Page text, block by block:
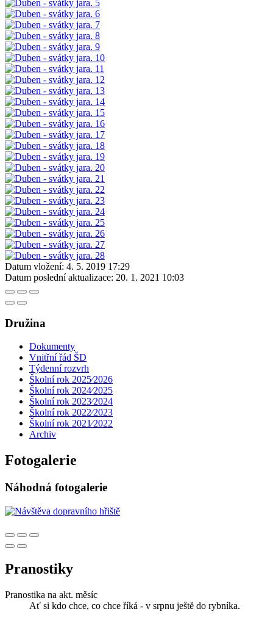
Datum vložení: 4. 5. 2019 17:29
Datum poslední aktualizace: 20. 1. 2021 10:03
Družina
Dokumenty
Vnitřní řád ŠD
Týdenní rozvrh
Školní rok 2025⁄2026
Školní rok 2024⁄2025
Školní rok 2023⁄2024
Školní rok 2022⁄2023
Školní rok 2021⁄2022
Archiv
Fotogalerie
Náhodná fotogalerie
Pranostiky
Pranostika na akt. měsíc
Ať si kdo chce, co chce říká - v srpnu ještě do rybníka.